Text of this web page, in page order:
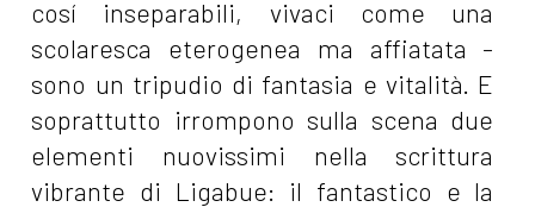
cosí inseparabili, vivaci come una
scolaresca eterogenea ma affiatata -
sono un tripudio di fantasia e vitalità. E
soprattutto irrompono sulla scena due
elementi nuovissimi nella scrittura
vibrante di Ligabue: il fantastico e la